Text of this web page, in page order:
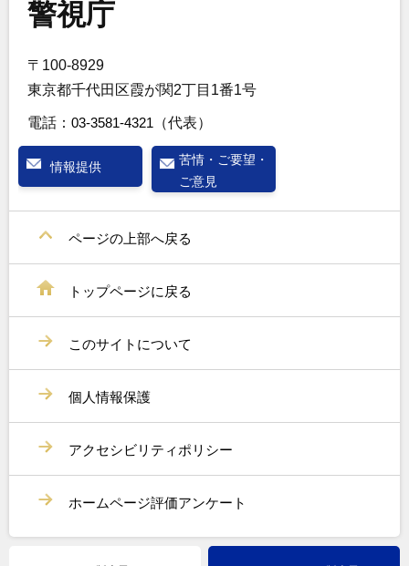
警視庁
〒100-8929
東京都千代田区霞が関2丁目1番1号
電話： 03-3581-4321 （代表）
情報提供
苦情・ご要望・
ご意見
ページの上部へ戻る
トップページに戻る
このサイトについて
個人情報保護
アクセシビリティポリシー
ホームページ評価アンケート